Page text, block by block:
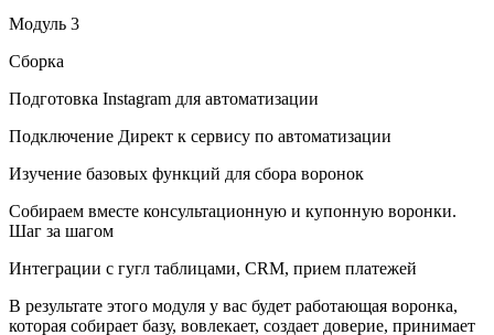
Модуль 3
Сборка
Подготовка Instagram для автоматизации
Подключение Директ к сервису по автоматизации
Изучение базовых функций для сбора воронок
Собираем вместе консультационную и купонную воронки.
Шаг за шагом
Интеграции с гугл таблицами, CRM, прием платежей
В результате этого модуля у вас будет работающая воронка,
которая собирает базу, вовлекает, создает доверие, принимает